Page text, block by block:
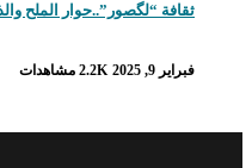
ثقافة “لگصور”..حوار الملح
فبراير 9, 2025 2.2K مشاهدات